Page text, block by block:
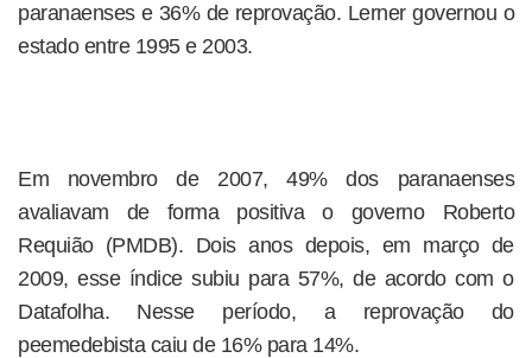
paranaenses e 36% de reprovação. Lerner governou o
estado entre 1995 e 2003.
Em novembro de 2007, 49% dos paranaenses
avaliavam de forma positiva o governo Roberto
Requião (PMDB). Dois anos depois, em março de
2009, esse índice subiu para 57%, de acordo com o
Datafolha. Nesse período, a reprovação do
peemedebista caiu de 16% para 14%.